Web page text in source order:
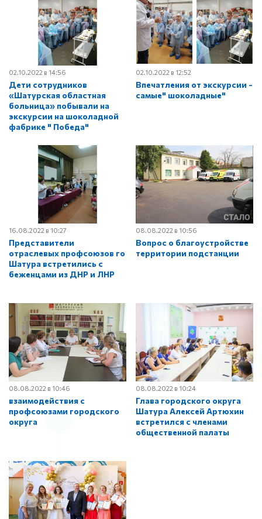
02.10.2022 в 14:56
Дети сотрудников
«Шатурская областная
больница» побывали на
экскурсии на шоколадной
фабрике " Победа"
02.10.2022 в 12:52
Впечатления от экскурсии -
самые" шоколадные"
16.08.2022 в 10:27
Представители
отраслевых профсоюзов го
Шатура встретились с
беженцами из ДНР и ЛНР
08.08.2022 в 10:56
Вопрос о благоустройстве
территории подстанции
08.08.2022 в 10:46
взаимодействия с
профсоюзами городского
округа
08.08.2022 в 10:24
Глава городского округа
Шатура Алексей Артюхин
встретился с членами
общественной палаты